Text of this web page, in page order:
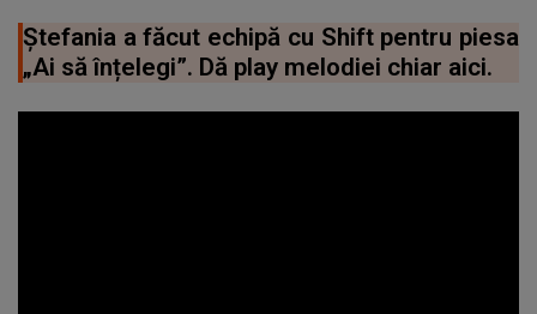
Ștefania a făcut echipă cu Shift pentru piesa
„Ai să înțelegi”. Dă play melodiei chiar aici.